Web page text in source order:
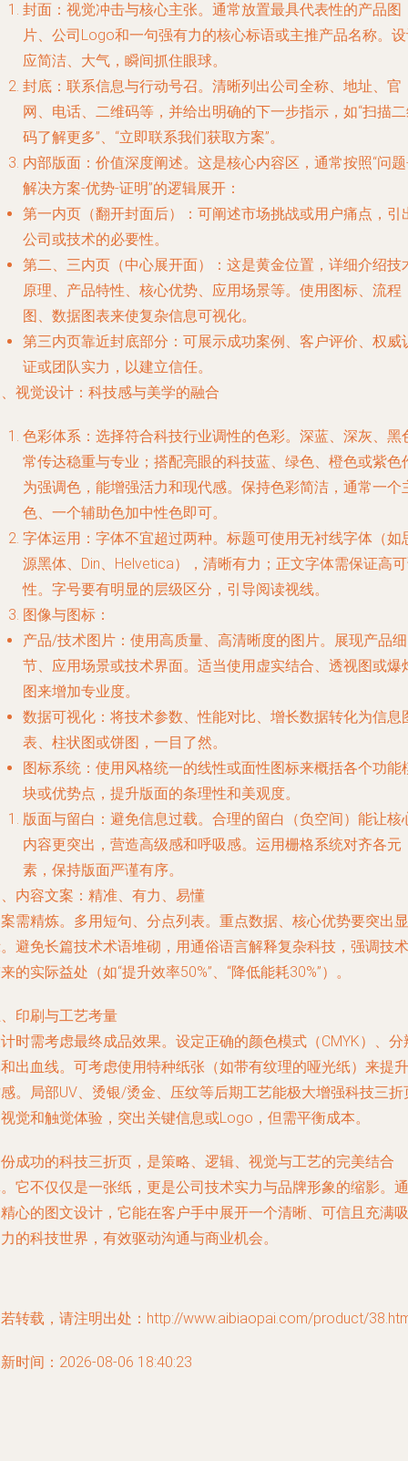
封面：视觉冲击与核心主张。通常放置最具代表性的产品图
片、公司Logo和一句强有力的核心标语或主推产品名称。
应简洁、大气，瞬间抓住眼球。
封底：联系信息与行动号召。清晰列出公司全称、地址、官
网、电话、二维码等，并给出明确的下一步指示，如“扫描
码了解更多”、“立即联系我们获取方案”。
内部版面：价值深度阐述。这是核心内容区，通常按照“问
解决方案-优势-证明”的逻辑展开：
第一内页（翻开封面后）：可阐述市场挑战或用户痛点，引
公司或技术的必要性。
第二、三内页（中心展开面）：这是黄金位置，详细介绍技
原理、产品特性、核心优势、应用场景等。使用图标、流程
图、数据图表来使复杂信息可视化。
第三内页靠近封底部分：可展示成功案例、客户评价、权威
证或团队实力，以建立信任。
视觉设计：科技感与美学的融合
色彩体系：选择符合科技行业调性的色彩。深蓝、深灰、黑
常传达稳重与专业；搭配亮眼的科技蓝、绿色、橙色或紫色
为强调色，能增强活力和现代感。保持色彩简洁，通常一个
色、一个辅助色加中性色即可。
字体运用：字体不宜超过两种。标题可使用无衬线字体（如
源黑体、Din、Helvetica），清晰有力；正文字体需保证高
性。字号要有明显的层级区分，引导阅读视线。
图像与图标：
产品/技术图片：使用高质量、高清晰度的图片。展现产品细
节、应用场景或技术界面。适当使用虚实结合、透视图或爆
图来增加专业度。
数据可视化：将技术参数、性能对比、增长数据转化为信息
表、柱状图或饼图，一目了然。
图标系统：使用风格统一的线性或面性图标来概括各个功能
块或优势点，提升版面的条理性和美观度。
版面与留白：避免信息过载。合理的留白（负空间）能让核
内容更突出，营造高级感和呼吸感。运用栅格系统对齐各元
素，保持版面严谨有序。
内容文案：精准、有力、易懂
需精炼。多用短句、分点列表。重点数据、核心优势要突出显
避免长篇技术术语堆砌，用通俗语言解释复杂科技，强调技术
的实际益处（如“提升效率50%”、“降低能耗30%”）。
印刷与工艺考量
时需考虑最终成品效果。设定正确的颜色模式（CMYK）、分
出血线。可考虑使用特种纸张（如带有纹理的哑光纸）来提升
。局部UV、烫银/烫金、压纹等后期工艺能极大增强科技三折
觉和触觉体验，突出关键信息或Logo，但需平衡成本。
成功的科技三折页，是策略、逻辑、视觉与工艺的完美结合
它不仅仅是一张纸，更是公司技术实力与品牌形象的缩影。通
心的图文设计，它能在客户手中展开一个清晰、可信且充满吸
的科技世界，有效驱动沟通与商业机会。
转载，请注明出处：http://www.aibiaopai.com/product/
时间：2026-08-06 18:40:23